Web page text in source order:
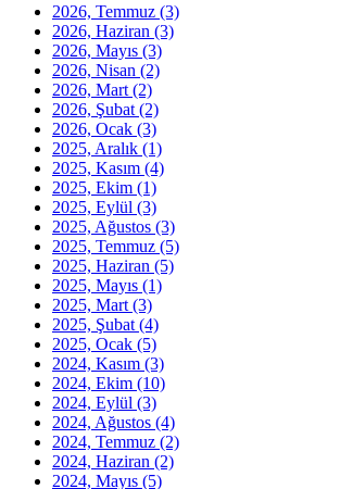
2026, Temmuz (3)
2026, Haziran (3)
2026, Mayıs (3)
2026, Nisan (2)
2026, Mart (2)
2026, Şubat (2)
2026, Ocak (3)
2025, Aralık (1)
2025, Kasım (4)
2025, Ekim (1)
2025, Eylül (3)
2025, Ağustos (3)
2025, Temmuz (5)
2025, Haziran (5)
2025, Mayıs (1)
2025, Mart (3)
2025, Şubat (4)
2025, Ocak (5)
2024, Kasım (3)
2024, Ekim (10)
2024, Eylül (3)
2024, Ağustos (4)
2024, Temmuz (2)
2024, Haziran (2)
2024, Mayıs (5)